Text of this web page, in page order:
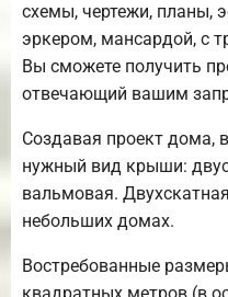
схемы, чертежи, планы,
эркером, мансардой, с
Вы сможете получить
отвечающий вашим
Создавая проект дома,
нужный вид крыши:
вальмовая.
небольших домах.
Востребованные